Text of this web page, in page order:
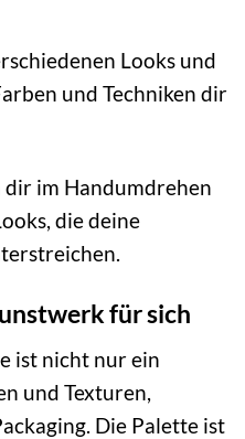
Looks und
und Techniken dir
dir im Handumdrehen
die deine
für sich
ist nicht nur ein
und Texturen,
Die Palette ist